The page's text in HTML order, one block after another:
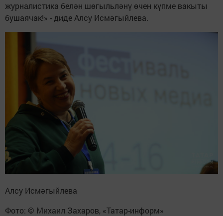
журналистика белән шөгыльләнү өчен күпме вакыты
бушаячак!» - диде Алсу Исмәгыйлева.
Алсу Исмәгыйлева
Фото: © Михаил Захаров, «Татар-информ»